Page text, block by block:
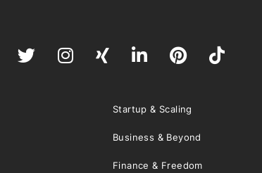
Startup & Scaling
Business & Beyond
Finance & Freedom